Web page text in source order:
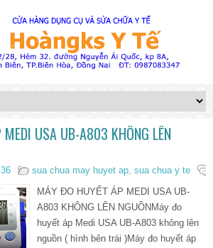
USA UB-A803 KHÔNG LÊN
sua chua may huyet ap, sua chua y te
MÁY ĐO HUYẾT ÁP MEDI USA UB-
A803 KHÔNG LÊN NGUỒNMáy đo
huyết áp Medi USA UB-A803 không lên
nguồn ( hình bên trái )Máy đo huyết áp